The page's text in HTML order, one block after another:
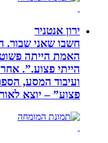
ירון אנטניר
חשבו שאני שבור.
האמת הייתה פשוטה
הייתי פצוע.”. אחרי
ועיבוד המסע, הספר
פצוע” – יוצא לאור.